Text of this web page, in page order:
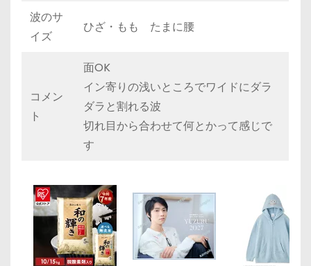
波のサ
イズ
ひざ・もも たまに腰
コメン
ト
面OK
イン寄りの浅いところでワイドにダラ
ダラと割れる波
切れ目から合わせて何とかって感じで
す